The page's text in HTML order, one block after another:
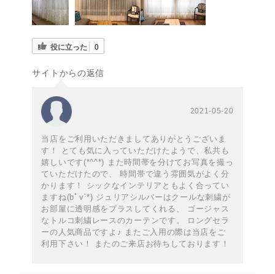
役に立った 0
サイトからの返信
2021-05-20
当店をご利用いただきましてありがとうございま
す！ とても気に入っていただけたようで、私共も
嬉しいです(*^^*) また時間帯を分けてお写真を撮っ
ていただけたので、 時間帯で違う雰囲気がよく分
かります！ シックなインテリアともよく合ってい
ますね(bﾟv`*) ジュリアシルバーはクールな刺繍が
お部屋に透明感をプラスしてくれる、 ゴージャス
なトルコ刺繍レースのカーテンです。 ロングセラ
ーの人気商品ですよ♪ またご入用の際は当店をご
利用下さい！ またのご来店お待ちしております！